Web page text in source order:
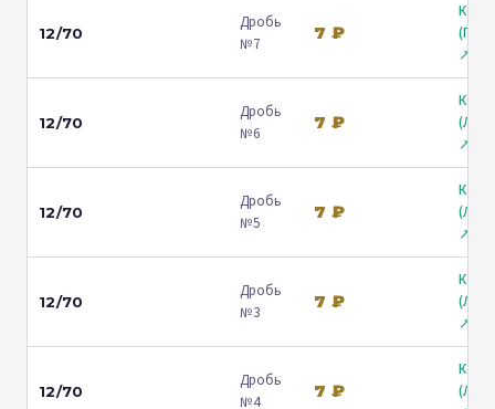
12/70
Дробь
№7
7 ₽
↗
12/70
Дробь
№6
7 ₽
↗
12/70
Дробь
№5
7 ₽
↗
12/70
Дробь
№3
7 ₽
↗
12/70
Дробь
№4
7 ₽